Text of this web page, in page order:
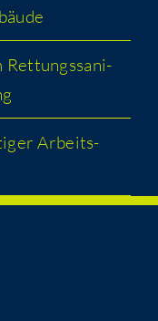
Ret­tungs­sa­ni­
Arbeits­